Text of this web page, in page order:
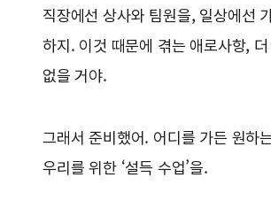
직장에선 상사와 팀원을, 일상에선
하지. 이것 때문에 겪는 애로사항,
없을 거야.
그래서 준비했어. 어디를 가든 원하
우리를 위한 ‘설득 수업’을.